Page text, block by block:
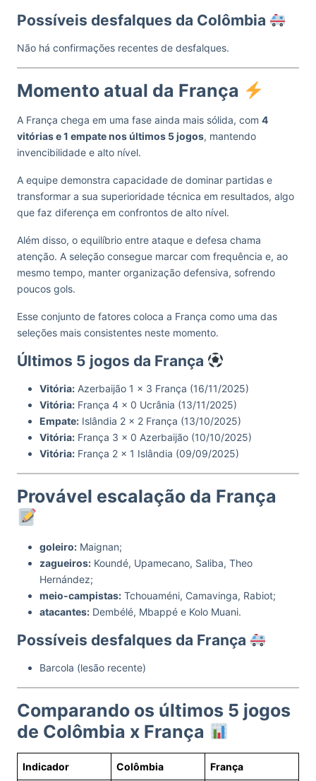
Possíveis desfalques da Colômbia
Não há confirmações recentes de desfalques.
Momento atual da França
A França chega em uma fase ainda mais sólida, com 4
vitórias e 1 empate nos últimos 5 jogos, mantendo
invencibilidade e alto nível.
A equipe demonstra capacidade de dominar partidas e
transformar a sua superioridade técnica em resultados, algo
que faz diferença em confrontos de alto nível.
Além disso, o equilíbrio entre ataque e defesa chama
atenção. A seleção consegue marcar com frequência e, ao
mesmo tempo, manter organização defensiva, sofrendo
poucos gols.
Esse conjunto de fatores coloca a França como uma das
seleções mais consistentes neste momento.
Últimos 5 jogos da França
Vitória: Azerbaijão 1 x 3 França (16/11/2025)
Vitória: França 4 x 0 Ucrânia (13/11/2025)
Empate: Islândia 2 x 2 França (13/10/2025)
Vitória: França 3 x 0 Azerbaijão (10/10/2025)
Vitória: França 2 x 1 Islândia (09/09/2025)
Provável escalação da França
goleiro: Maignan;
zagueiros: Koundé, Upamecano, Saliba, Theo
Hernández;
meio-campistas: Tchouaméni, Camavinga, Rabiot;
atacantes: Dembélé, Mbappé e Kolo Muani.
Possíveis desfalques da França
Barcola (lesão recente)
Comparando os últimos 5 jogos
de Colômbia x França
Indicador Colômbia França